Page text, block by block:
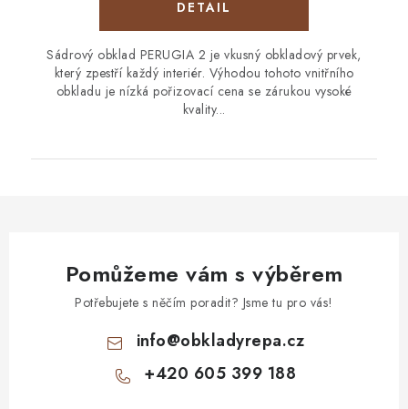
Sádrový obklad PERUGIA 2 je vkusný obkladový prvek,
který zpestří každý interiér. Výhodou tohoto vnitřního
obkladu je nízká pořizovací cena se zárukou vysoké
kvality...
Pomůžeme vám s výběrem
Potřebujete s něčím poradit? Jsme tu pro vás!
info@obkladyrepa.cz
+420 605 399 188